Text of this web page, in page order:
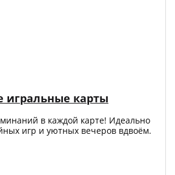
игральные карты
в каждой карте! Идеально
игр и уютных вечеров вдвоём.